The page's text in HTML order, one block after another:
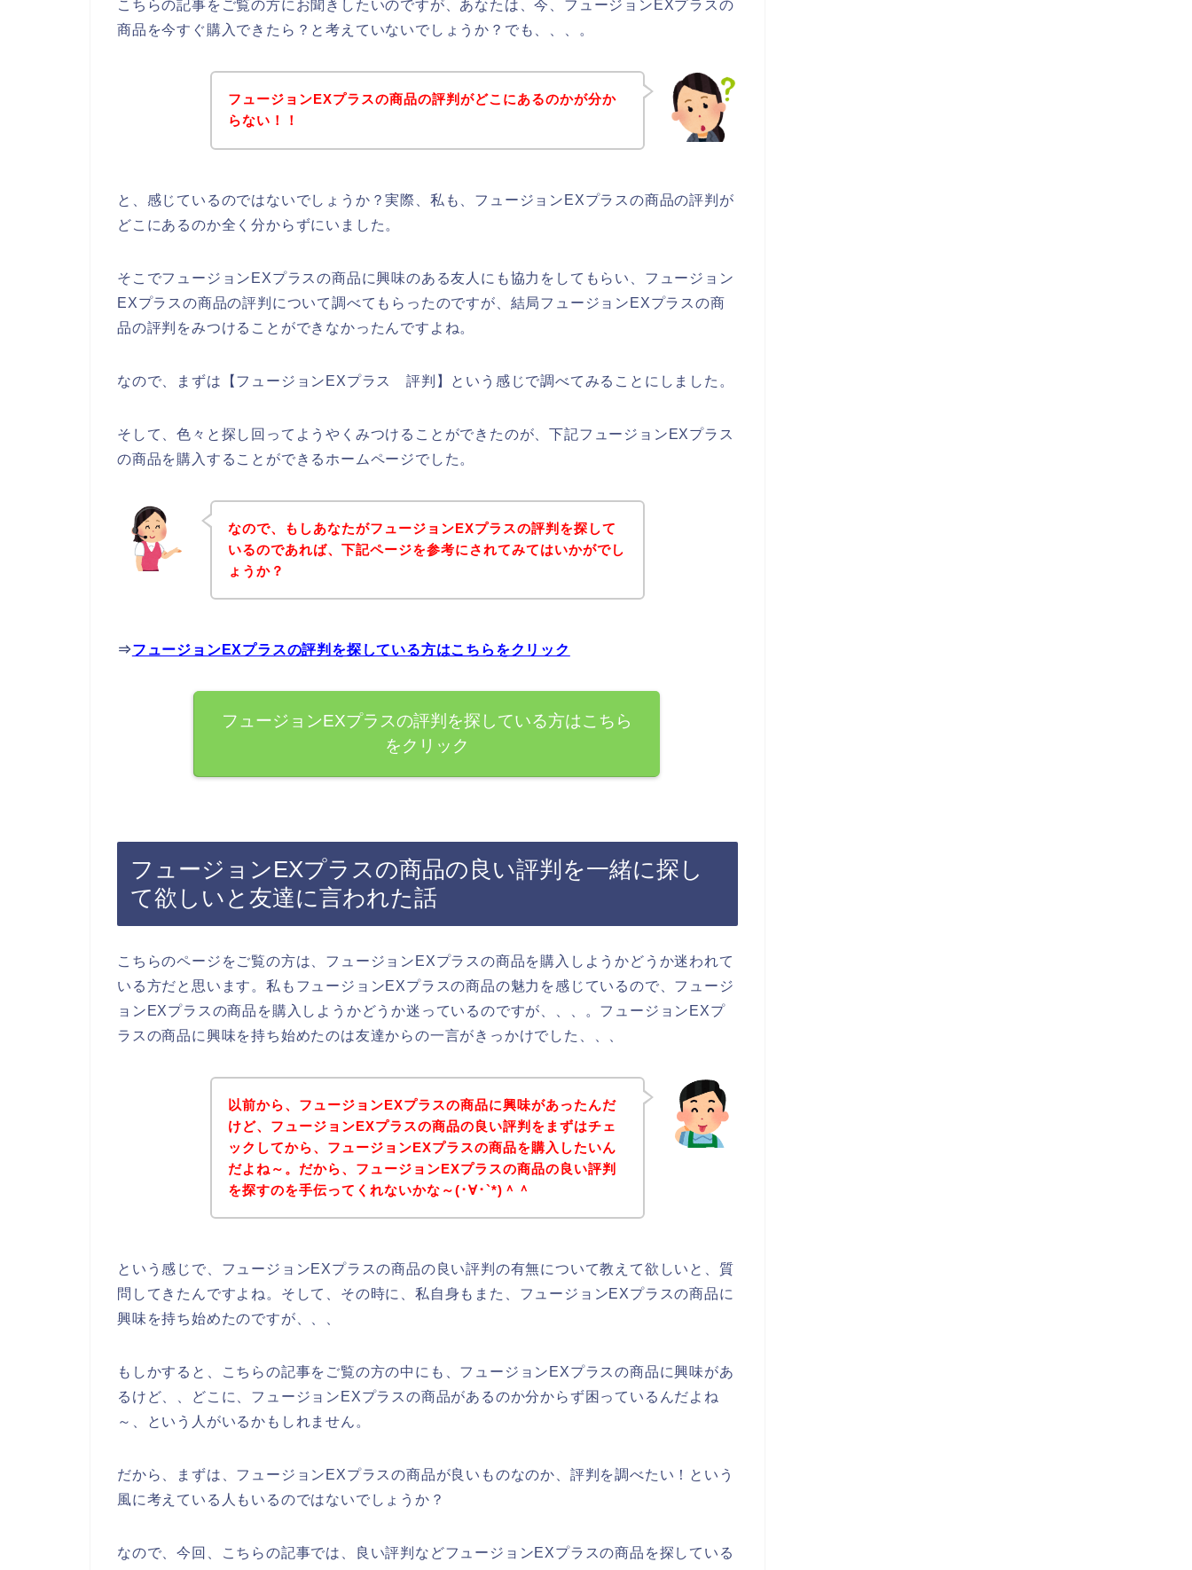
こちらの記事をご覧の方にお聞きしたいのですが、あなたは、今、フュージョンEXプラスの
商品を今すぐ購入できたら？と考えていないでしょうか？でも、、、。
フュージョンEXプラスの商品の評判がどこにあるのかが分か
らない！！
と、感じているのではないでしょうか？実際、私も、フュージョンEXプラスの商品の評判が
どこにあるのか全く分からずにいました。
そこでフュージョンEXプラスの商品に興味のある友人にも協力をしてもらい、フュージョン
EXプラスの商品の評判について調べてもらったのですが、結局フュージョンEXプラスの商
品の評判をみつけることができなかったんですよね。
なので、まずは【フュージョンEXプラス 評判】という感じで調べてみることにしました。
そして、色々と探し回ってようやくみつけることができたのが、下記フュージョンEXプラス
の商品を購入することができるホームページでした。
なので、もしあなたがフュージョンEXプラスの評判を探して
いるのであれば、下記ページを参考にされてみてはいかがでし
ょうか？
⇒フュージョンEXプラスの評判を探している方はこちらをクリック
フュージョンEXプラスの評判を探している方はこちら
をクリック
フュージョンEXプラスの商品の良い評判を一緒に探し
て欲しいと友達に言われた話
こちらのページをご覧の方は、フュージョンEXプラスの商品を購入しようかどうか迷われて
いる方だと思います。私もフュージョンEXプラスの商品の魅力を感じているので、フュージ
ョンEXプラスの商品を購入しようかどうか迷っているのですが、、、。フュージョンEXプ
ラスの商品に興味を持ち始めたのは友達からの一言がきっかけでした、、、
以前から、フュージョンEXプラスの商品に興味があったんだ
けど、フュージョンEXプラスの商品の良い評判をまずはチェ
ックしてから、フュージョンEXプラスの商品を購入したいん
だよね～。だから、フュージョンEXプラスの商品の良い評判
を探すのを手伝ってくれないかな～(･∀･`*)＾＾
という感じで、フュージョンEXプラスの商品の良い評判の有無について教えて欲しいと、質
問してきたんですよね。そして、その時に、私自身もまた、フュージョンEXプラスの商品に
興味を持ち始めたのですが、、、
もしかすると、こちらの記事をご覧の方の中にも、フュージョンEXプラスの商品に興味があ
るけど、、どこに、フュージョンEXプラスの商品があるのか分からず困っているんだよね
～、という人がいるかもしれません。
だから、まずは、フュージョンEXプラスの商品が良いものなのか、評判を調べたい！という
風に考えている人もいるのではないでしょうか？
なので、今回、こちらの記事では、良い評判などフュージョンEXプラスの商品を探している